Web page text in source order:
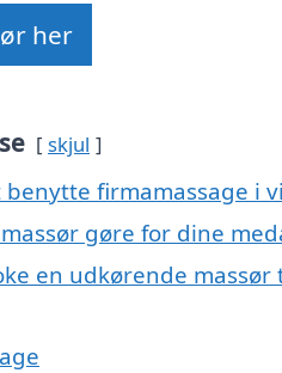
her
skjul
firmamassage i
gøre for dine
en udkørende